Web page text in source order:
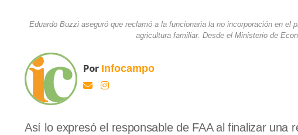
Eduardo Buzzi aseguró que reclamó a la funcionaria la no incorporación en
agricultura familiar. Desde el Ministerio de
Por Infocampo
Así lo expresó el responsable de FAA al finalizar una